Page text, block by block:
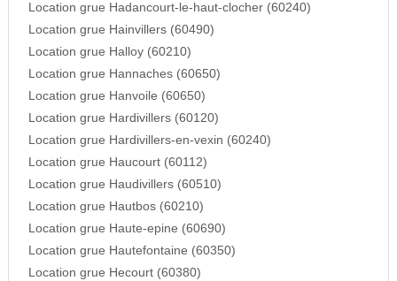
Location grue Hadancourt-le-haut-clocher (60240)
Location grue Hainvillers (60490)
Location grue Halloy (60210)
Location grue Hannaches (60650)
Location grue Hanvoile (60650)
Location grue Hardivillers (60120)
Location grue Hardivillers-en-vexin (60240)
Location grue Haucourt (60112)
Location grue Haudivillers (60510)
Location grue Hautbos (60210)
Location grue Haute-epine (60690)
Location grue Hautefontaine (60350)
Location grue Hecourt (60380)